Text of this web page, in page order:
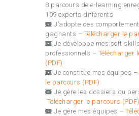
8 parcours de e-learning
109 experts différents
J’adopte des
gagnants – Télécharger le
Je développe mes soft skills
professionnels – Télécharger
(PDF)
Je constitue mes équipes –
le parcours (PDF)
Je gère les dossiers du
Télécharger le parcours (PDF)
Je gère mes équipes –